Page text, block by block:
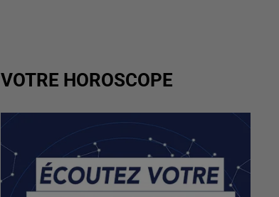
VOTRE HOROSCOPE